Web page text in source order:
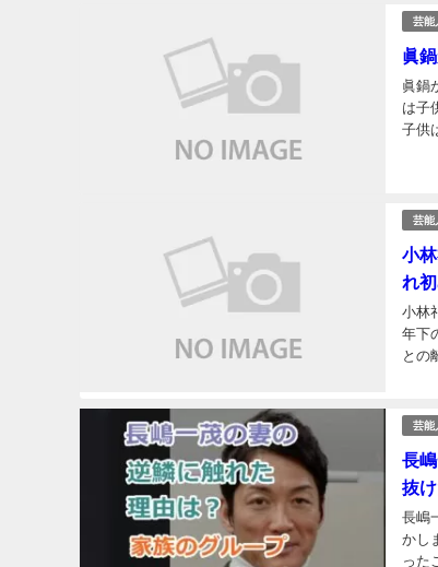
芸能
眞
眞鍋
は子
子供
芸能
小
れ
小林
年下
との
芸能
長
抜
長嶋
かし
った